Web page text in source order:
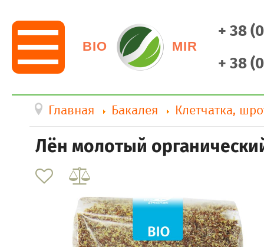
BIO MIR
+ 38
+ 38
Главная Бакалея Клетчатка,
Лён молотый